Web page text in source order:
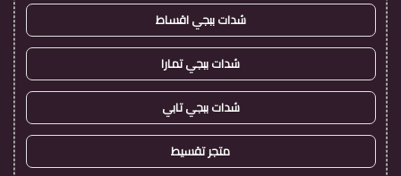
شدات ببجي اقساط
شدات ببجي تمارا
شدات ببجي تابي
متجر تقسيط